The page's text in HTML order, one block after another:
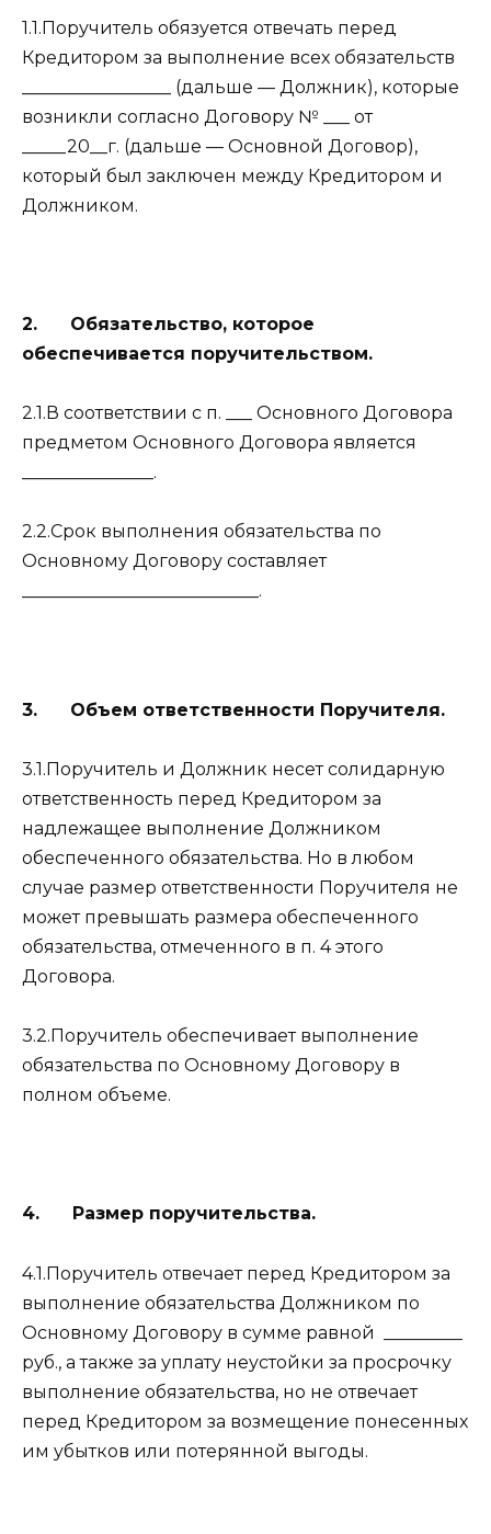
1.1.Поручитель обязуется отвечать перед
Кредитором за выполнение всех обязательств
_________________ (дальше — Должник), которые
возникли согласно Договору № ___ от
_____20__г. (дальше — Основной Договор),
который был заключен между Кредитором и
Должником.
2. Обязательство, которое
обеспечивается поручительством.
2.1.В соответствии с п. ___ Основного Договора
предметом Основного Договора является
_______________.
2.2.Срок выполнения обязательства по
Основному Договору составляет
___________________________.
3. Объем ответственности Поручителя.
3.1.Поручитель и Должник несет солидарную
ответственность перед Кредитором за
надлежащее выполнение Должником
обеспеченного обязательства. Но в любом
случае размер ответственности Поручителя не
может превышать размера обеспеченного
обязательства, отмеченного в п. 4 этого
Договора.
3.2.Поручитель обеспечивает выполнение
обязательства по Основному Договору в
полном объеме.
4. Размер поручительства.
4.1.Поручитель отвечает перед Кредитором за
выполнение обязательства Должником по
Основному Договору в сумме равной _________
руб., а также за уплату неустойки за просрочку
выполнение обязательства, но не отвечает
перед Кредитором за возмещение понесенных
им убытков или потерянной выгоды.